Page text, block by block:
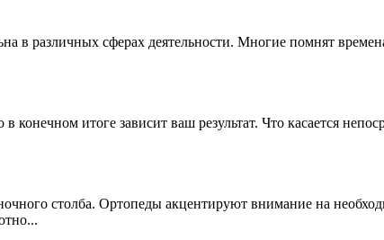
в различных сферах деятельности. Многие помнят
итоге зависит ваш результат. Что касается
столба. Ортопеды акцентируют внимание на